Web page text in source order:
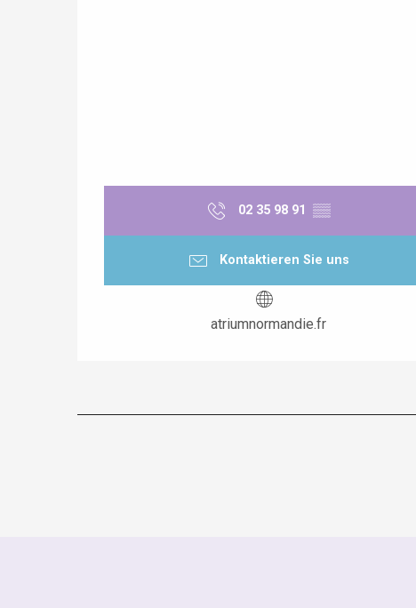
02 35 98 91 ▒▒
Kontaktieren Sie uns
atriumnormandie.fr